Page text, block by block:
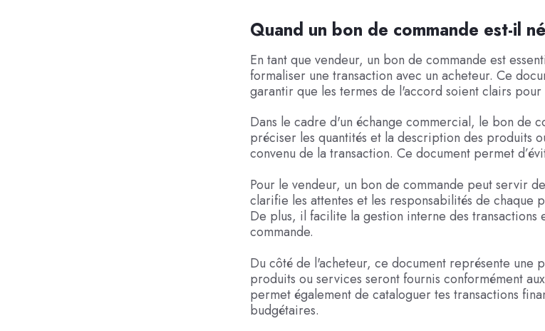
Quand un bon de commande est-il
En tant que vendeur, un bon de commande est
formaliser une transaction avec un acheteur. Ce
garantir que les termes de l'accord soient clairs pour
Dans le cadre d'un échange commercial, le bon de
préciser les quantités et la description des produits
convenu de la transaction. Ce document permet
Pour le vendeur, un bon de commande peut servir
clarifie les attentes et les responsabilités de chaque
De plus, il facilite la gestion interne des transactions
commande.
Du côté de l'acheteur, ce document représente une
produits ou services seront fournis conformément
permet également de cataloguer tes transactions
budgétaires.